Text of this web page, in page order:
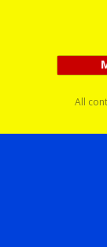
All